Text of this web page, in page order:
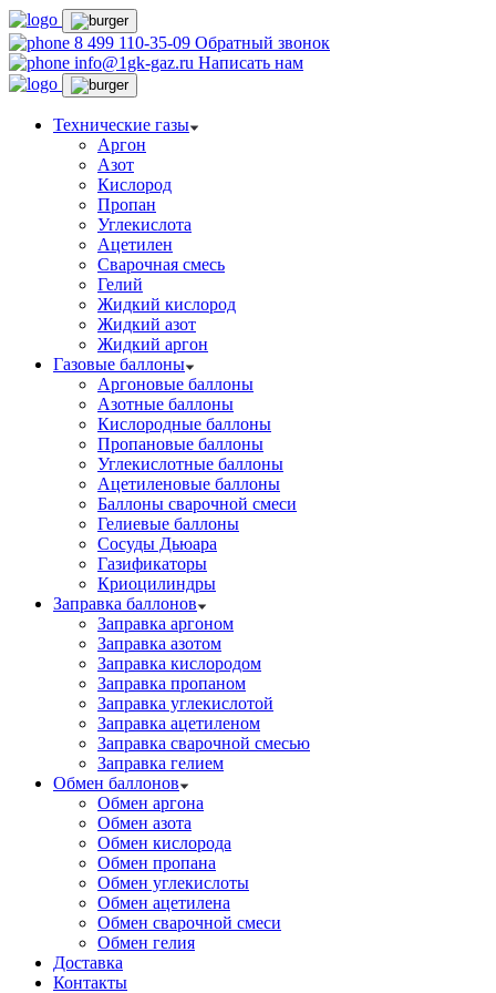
8 499 110-35-09 Обратный звонок
info@1gk-gaz.ru Написать нам
Технические газы
Аргон
Азот
Кислород
Пропан
Углекислота
Ацетилен
Сварочная смесь
Гелий
Жидкий кислород
Жидкий азот
Жидкий аргон
Газовые баллоны
Аргоновые баллоны
Азотные баллоны
Кислородные баллоны
Пропановые баллоны
Углекислотные баллоны
Ацетиленовые баллоны
Баллоны сварочной смеси
Гелиевые баллоны
Сосуды Дьюара
Газификаторы
Криоцилиндры
Заправка баллонов
Заправка аргоном
Заправка азотом
Заправка кислородом
Заправка пропаном
Заправка углекислотой
Заправка ацетиленом
Заправка сварочной смесью
Заправка гелием
Обмен баллонов
Обмен аргона
Обмен азота
Обмен кислорода
Обмен пропана
Обмен углекислоты
Обмен ацетилена
Обмен сварочной смеси
Обмен гелия
Доставка
Контакты